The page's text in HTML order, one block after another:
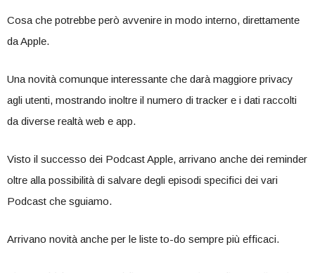
Cosa che potrebbe però avvenire in modo interno, direttamente
da Apple.
Una novità comunque interessante che darà maggiore privacy
agli utenti, mostrando inoltre il numero di tracker e i dati raccolti
da diverse realtà web e app.
Visto il successo dei Podcast Apple, arrivano anche dei reminder
oltre alla possibilità di salvare degli episodi specifici dei vari
Podcast che sguiamo.
Arrivano novità anche per le liste to-do sempre più efficaci.